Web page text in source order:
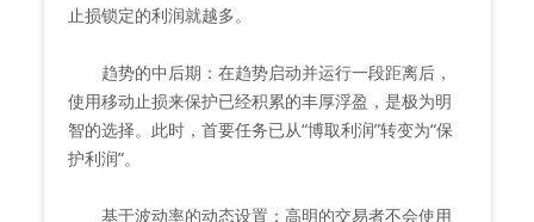
止损锁定的利润就越多。
趋势的中后期：在趋势启动并运行一段距离后，
使用移动止损来保护已经积累的丰厚浮盈，是极为明
智的选择。此时，首要任务已从“博取利润”转变为“保
护利润”。
基于波动率的动态设置：高明的交易者不会使用